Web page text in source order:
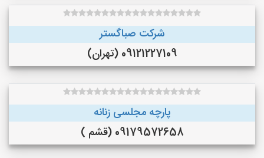
شرکت صباگستر
09121227109 (تهران)
پارچه مجلسی زنانه
09179572658 (قشم )